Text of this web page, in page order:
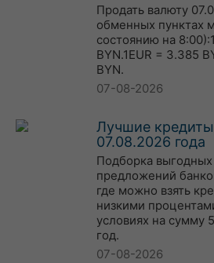
Продать валюту
обменных пунктах
состоянию на
BYN.1EUR = 3.385
BYN.
07-08-2026
Лучшие кредиты
07.08.2026 года
Подборка
предложений
где можно взять
низкими
условиях на сумму
год.
07-08-2026